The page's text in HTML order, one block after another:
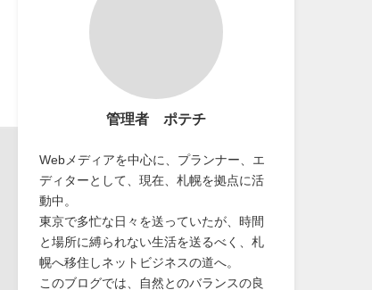
管理者 ポテチ
Webメディアを中心に、プランナー、エ
ディターとして、現在、札幌を拠点に活
動中。
東京で多忙な日々を送っていたが、時間
と場所に縛られない生活を送るべく、札
幌へ移住しネットビジネスの道へ。
このブログでは、自然とのバランスの良